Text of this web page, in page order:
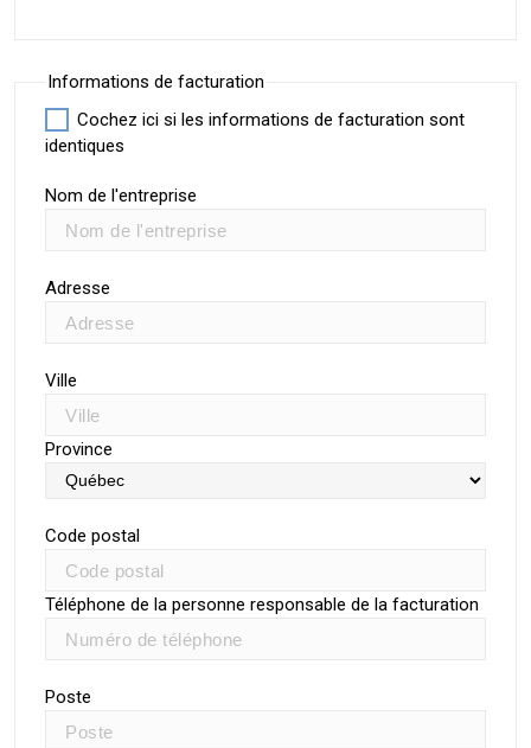
Informations de facturation
Cochez ici si les informations de facturation sont
identiques
Nom de l'entreprise
Adresse
Ville
Province
Code postal
Téléphone de la personne responsable de la facturation
Poste